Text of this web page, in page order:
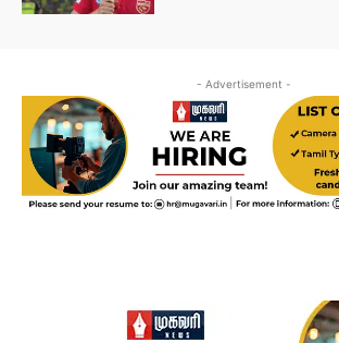
- Advertisement -